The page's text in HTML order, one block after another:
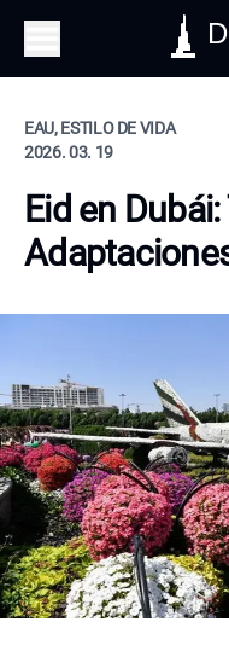
EAU, ESTILO DE VIDA
2026. 03. 19
Eid en